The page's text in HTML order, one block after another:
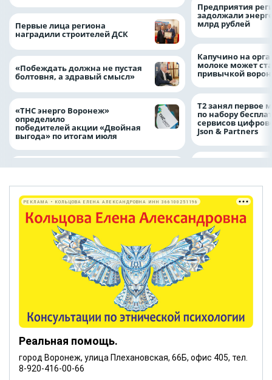
Первые лица региона
наградили строителей ДСК
«Побеждать должна не пустая
болтовня, а здравый смысл»
«ТНС энерго Воронеж»
определило
победителей акции «Двойная
выгода» по итогам июля
Предприятия
задолжали
млрд рублей
Капучино на
молоке может
привычкой
Т2 занял первое
по набору
сервисов
Json & Partners
Реальная помощь.
город Воронеж, улица Плехановская, 66Б, офис 405, тел.
8-920-416-00-66
РЕКЛАМА • КОЛЬЦОВА ЕЛЕНА АЛЕКСАНДРОВНА ИНН 366100251196